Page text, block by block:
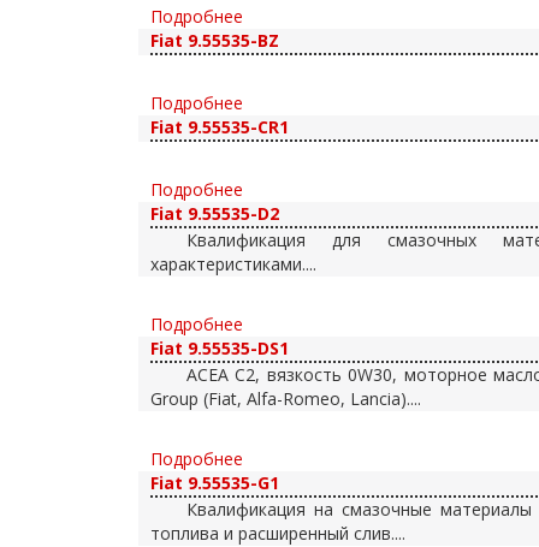
Подробнее
Fiat 9.55535-BZ
Подробнее
Fiat 9.55535-CR1
Подробнее
Fiat 9.55535-D2
Квалификация для смазочных
характеристиками....
Подробнее
Fiat 9.55535-DS1
ACEA C2, вязкость 0W30, моторное
Group (Fiat, Alfa-Romeo, Lancia)....
Подробнее
Fiat 9.55535-G1
Квалификация на смазочные
топлива и расширенный слив....